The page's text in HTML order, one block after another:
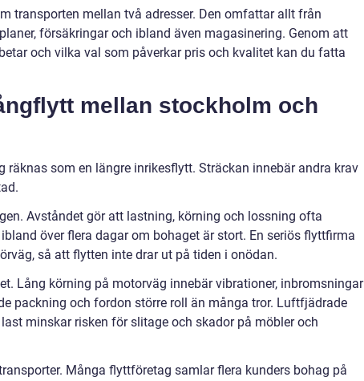
transporten mellan två adresser. Den omfattar allt från
försäkringar och ibland även magasinering. Genom att
och vilka val som påverkar pris och kvalitet kan du fatta
mellan stockholm och
räknas som en längre inrikesflytt. Sträckan innebär andra krav
Avståndet gör att lastning, körning och lossning ofta
över flera dagar om bohaget är stort. En seriös flyttfirma
så att flytten inte drar ut på tiden i onödan.
Lång körning på motorväg innebär vibrationer, inbromsningar
packning och fordon större roll än många tror. Luftfjädrade
minskar risken för slitage och skador på möbler och
Många flyttföretag samlar flera kunders bohag på